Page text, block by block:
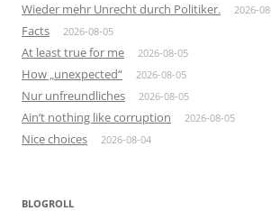
Wieder mehr Unrecht durch Politiker. 2026-
Facts 2026-08-05
At least true for me 2026-08-05
How „unexpected“ 2026-08-05
Nur unfreundliches 2026-08-05
Ain’t nothing like corruption 2026-08-05
Nice choices 2026-08-04
BLOGROLL